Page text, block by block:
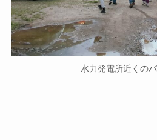
水力発電所近くの